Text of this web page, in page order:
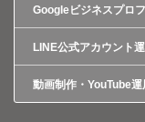
Googleビジネスプロ
LINE公式アカウント
動画制作・YouTube